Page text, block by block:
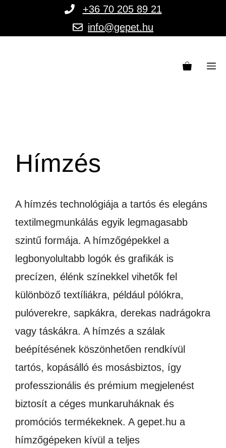
+36 70 205 89 21
info@gepet.hu
Hímzés
A hímzés technológiája a tartós és elegáns
textilmegmunkálás egyik legmagasabb
szintű formája. A hímzőgépekkel a
legbonyolultabb logók és grafikák is
precízen, élénk színekkel vihetők fel
különböző textíliákra, például pólókra,
pulóverekre, sapkákra, derekas nadrágokra
vagy táskákra. A hímzés a szálak
beépítésének köszönhetően rendkívül
tartós, kopásálló és mosásbiztos, így
professzionális és prémium megjelenést
biztosít a céges munkaruháknak és
promóciós termékeknek. A gepet.hu a
hímzőgépeken kívül a teljes